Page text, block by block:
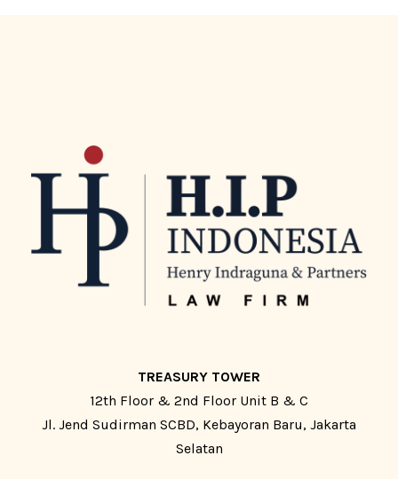
TREASURY TOWER
12th Floor & 2nd Floor Unit B & C
Jl. Jend Sudirman SCBD, Kebayoran Baru, Jakarta
Selatan